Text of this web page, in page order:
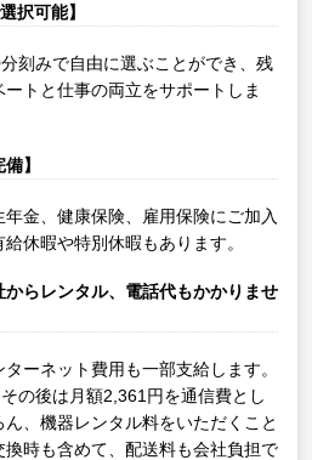
択可能】
刻みで自由に選ぶことができ、残
トと仕事の両立をサポートしま
】
金、健康保険、雇用保険にご加入
休暇や特別休暇もあります。
からレンタル、電話代もかかりませ
ーネット費用も一部支給します。
の後は月額2,361円を通信費とし
、機器レンタル料をいただくこと
時も含めて、配送料も会社負担で